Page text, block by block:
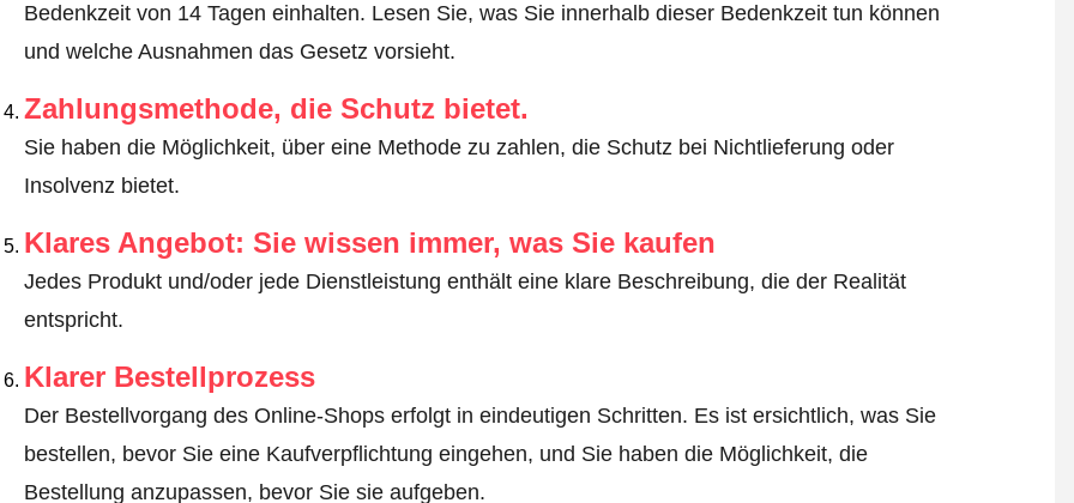
Bedenkzeit von 14 Tagen einhalten. Lesen Sie, was Sie innerhalb dieser Bedenkzeit tun können
und welche Ausnahmen das Gesetz vorsieht.
Zahlungsmethode, die Schutz bietet.
Sie haben die Möglichkeit, über eine Methode zu zahlen, die Schutz bei Nichtlieferung oder
Insolvenz bietet.
Klares Angebot: Sie wissen immer, was Sie kaufen
Jedes Produkt und/oder jede Dienstleistung enthält eine klare Beschreibung, die der Realität
entspricht.
Klarer Bestellprozess
Der Bestellvorgang des Online-Shops erfolgt in eindeutigen Schritten. Es ist ersichtlich, was Sie
bestellen, bevor Sie eine Kaufverpflichtung eingehen, und Sie haben die Möglichkeit, die
Bestellung anzupassen, bevor Sie sie aufgeben.